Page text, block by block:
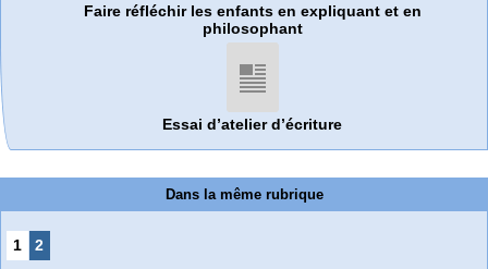
Faire réfléchir les enfants en expliquant et en
philosophant
Essai d’atelier d’écriture
Dans la même rubrique
1 2